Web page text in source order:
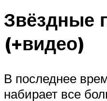
Звёздные
(+видео)
В последнее
набирает все